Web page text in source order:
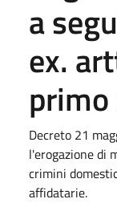
a
ex.
Decreto 21
l'erogazione di
crimini
affidatarie.